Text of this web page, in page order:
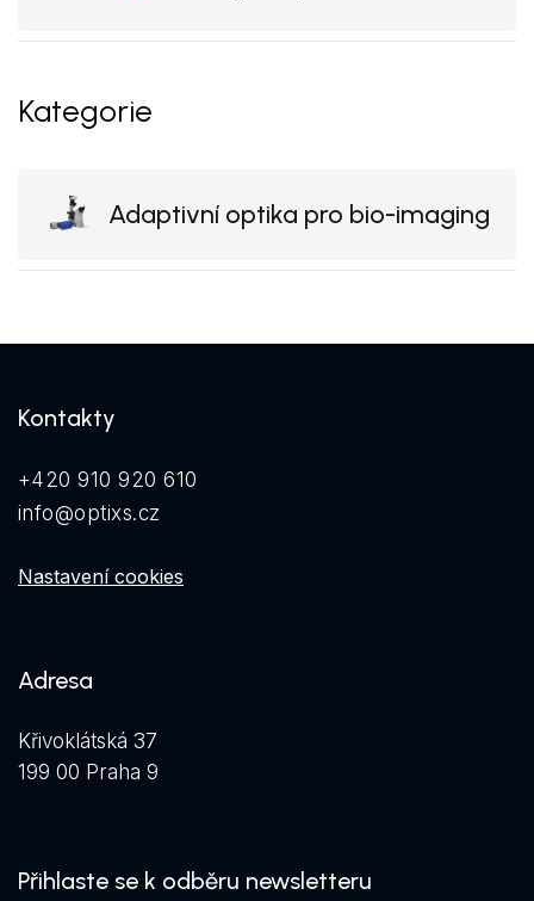
Kategorie
Adaptivní optika pro bio-imaging
Kontakty
+420 910 920 610
info@optixs.cz
Nastavení cookies
Adresa
Křivoklátská 37
199 00 Praha 9
Přihlaste se k odběru newsletteru